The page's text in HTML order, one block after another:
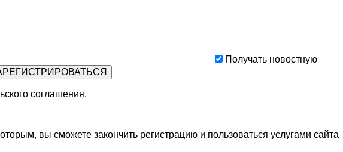
Получать новостную
соглашения.
вы сможете закончить регистрацию и пользоваться услугами сайта